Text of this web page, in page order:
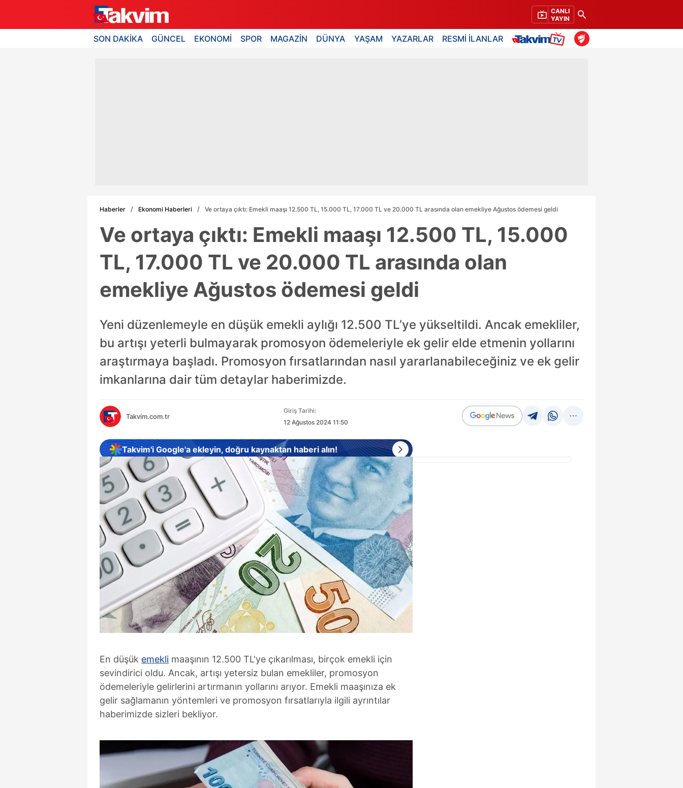
CANLI
YAYIN
SON DAKİKA GÜNCEL EKONOMİ SPOR MAGAZİN DÜNYA YAŞAM YAZARLAR RESMİ İLANLAR
Haberler Ekonomi Haberleri Ve ortaya çıktı: Emekli maaşı 12.500 TL, 15.000 TL, 17.000 TL ve 20.000 TL arasında olan emekliye Ağustos ödemesi geldi
Ve ortaya çıktı: Emekli maaşı 12.500 TL, 15.000
TL, 17.000 TL ve 20.000 TL arasında olan
emekliye Ağustos ödemesi geldi
Yeni düzenlemeyle en düşük emekli aylığı 12.500 TL’ye yükseltildi. Ancak emekliler,
bu artışı yeterli bulmayarak promosyon ödemeleriyle ek gelir elde etmenin yollarını
araştırmaya başladı. Promosyon fırsatlarından nasıl yararlanabileceğiniz ve ek gelir
imkanlarına dair tüm detaylar haberimizde.
Takvim.com.tr
Giriş Tarihi:
12 Ağustos 2024 11:50
Takvim'i Google'a ekleyin, doğru kaynaktan haberi alın!
En düşük emekli maaşının 12.500 TL'ye çıkarılması, birçok emekli için
sevindirici oldu. Ancak, artışı yetersiz bulan emekliler, promosyon
ödemeleriyle gelirlerini artırmanın yollarını arıyor. Emekli maaşınıza ek
gelir sağlamanın yöntemleri ve promosyon fırsatlarıyla ilgili ayrıntılar
haberimizde sizleri bekliyor.